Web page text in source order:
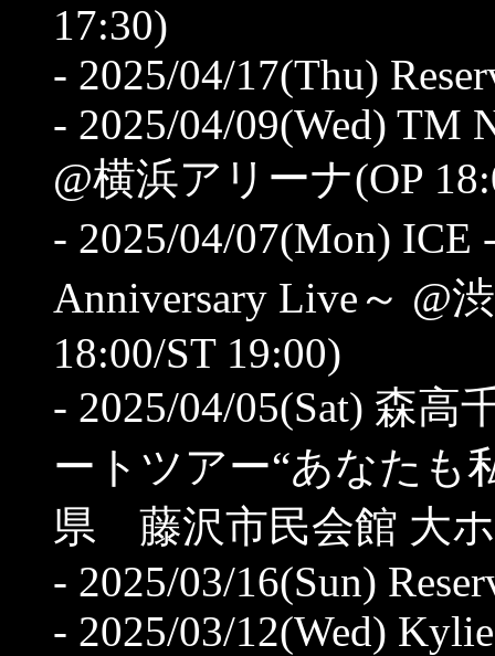
17:30)
- 2025/04/17(Thu)
- 2025/04/09(Wed) TM
@横浜アリーナ(OP
- 2025/04/07(Mon) ICE
Anniversary Live～ @
18:00/ST 19:00)
- 2025/04/05(Sat) 森高
ートツアー“あなたも
県 藤沢市民会館 大ホ
- 2025/03/16(Sun)
- 2025/03/12(Wed)